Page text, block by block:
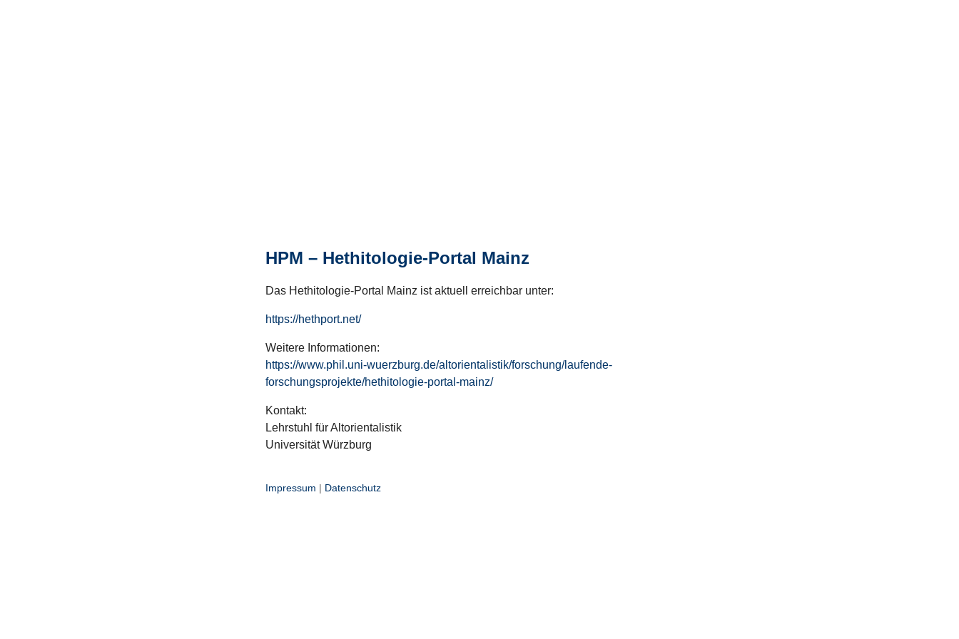
HPM – Hethitologie-Portal Mainz
Das Hethitologie-Portal Mainz ist aktuell erreichbar unter:
https://hethport.net/
Weitere Informationen:
https://www.phil.uni-wuerzburg.de/altorientalistik/forschung/laufende-
forschungsprojekte/hethitologie-portal-mainz/
Kontakt:
Lehrstuhl für Altorientalistik
Universität Würzburg
Impressum | Datenschutz